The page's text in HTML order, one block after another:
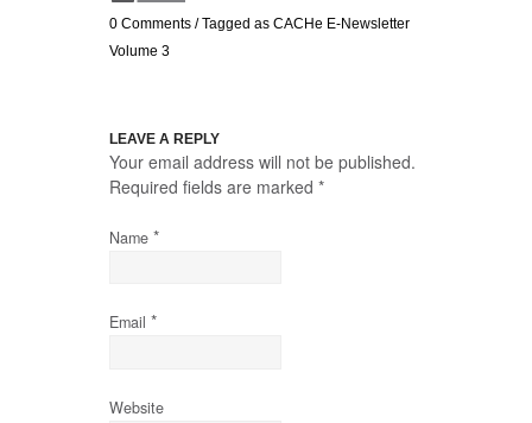
0 Comments /Tagged as CACHe E-Newsletter
Volume 3
LEAVE A REPLY
Your email address will not be published.
Required fields are marked *
Name *
Email *
Website